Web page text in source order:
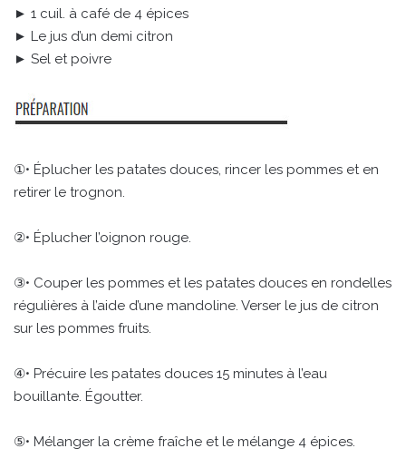
► 1 cuil. à café de 4 épices
► Le jus d’un demi citron
► Sel et poivre
①• Éplucher les patates douces, rincer les pommes et en
retirer le trognon.
②• Éplucher l’oignon rouge.
③• Couper les pommes et les patates douces en rondelles
régulières à l’aide d’une mandoline. Verser le jus de citron
sur les pommes fruits.
④• Précuire les patates douces 15 minutes à l’eau
bouillante. Égoutter.
⑤• Mélanger la crème fraîche et le mélange 4 épices.